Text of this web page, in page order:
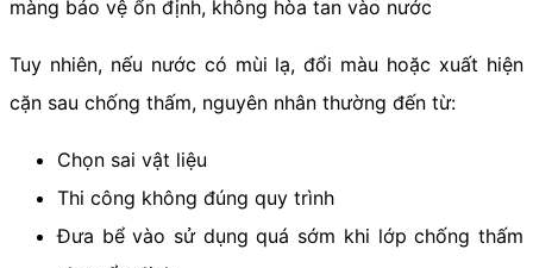
màng bảo vệ ổn định, không hòa tan vào nước
Tuy nhiên, nếu nước có mùi lạ, đổi màu hoặc xuất hiện
cặn sau chống thấm, nguyên nhân thường đến từ:
Chọn sai vật liệu
Thi công không đúng quy trình
Đưa bể vào sử dụng quá sớm khi lớp chống thấm